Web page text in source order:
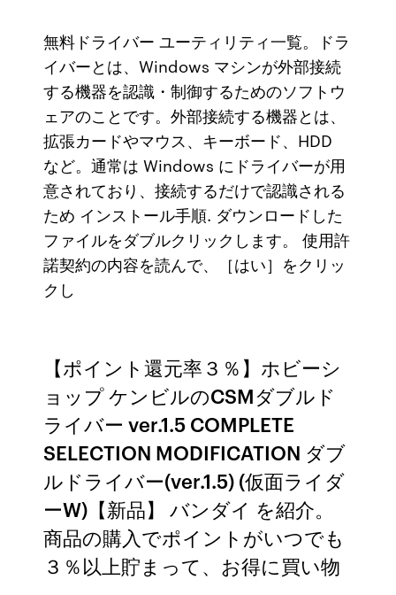
無料ドライバー ユーティリティ一覧。ドラ
イバーとは、Windows マシンが外部接続
する機器を認識・制御するためのソフトウ
ェアのことです。外部接続する機器とは、
拡張カードやマウス、キーボード、HDD
など。通常は Windows にドライバーが用
意されており、接続するだけで認識される
ため インストール手順. ダウンロードした
ファイルをダブルクリックします。 使用許
諾契約の内容を読んで、［はい］をクリッ
クし
【ポイント還元率３％】ホビーシ
ョップ ケンビルのCSMダブルド
ライバー ver.1.5 COMPLETE
SELECTION MODIFICATION ダブ
ルドライバー(ver.1.5) (仮面ライダ
ーW)【新品】 バンダイ を紹介。
商品の購入でポイントがいつでも
３％以上貯まって、お得に買い物